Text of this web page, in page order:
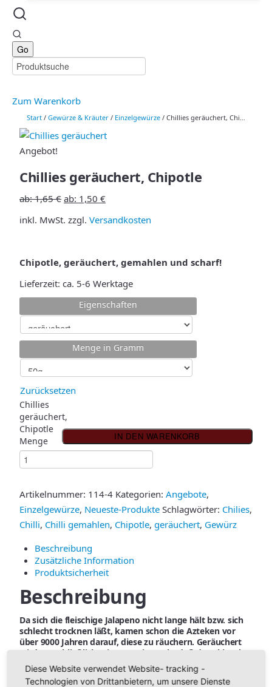
Zum Warenkorb
Start / Gewürze & Kräuter / Einzelgewürze / Chillies geräuchert, Chipotle
Angebot!
Chillies geräuchert, Chipotle
ab:1,65€ ab: 1,50 €
inkl. MwSt. zzgl. Versandkosten
Chipotle, geräuchert, gemahlen und scharf!
Lieferzeit: ca. 5-6 Werktage
Eigenschaften
Menge in Gramm
Zurücksetzen
Chillies
geräuchert,
Chipotle
Menge
IN DEN WARENKORB
Artikelnummer: 114-4 Kategorien: Angebote,
Einzelgewürze, Neueste-Produkte Schlagwörter: Chilies,
Chilli, Chilli gemahlen, Chipotle, geräuchert, Gewürz
Beschreibung
Zusätzliche Information
Produktsicherheit
Beschreibung
Dasich die fleischige Jalapeno nicht lange hält bzw. sich
schlecht trocknen läßt, kamen schon die Azteken vor
über 9000 Jahren darauf, diese zu räuchern. Geräuchert
wird ausschließlich mit Mesquite-Holz, daß der Chipotle
einen fruchtig pikanten Geschmack verleiht. Man geht
bei der Chipotle von einer Stärke von 20.000 bis 25.000
Diese Website verwendet Website- tracking -
Technologien von Drittanbietern, um unsere Dienste